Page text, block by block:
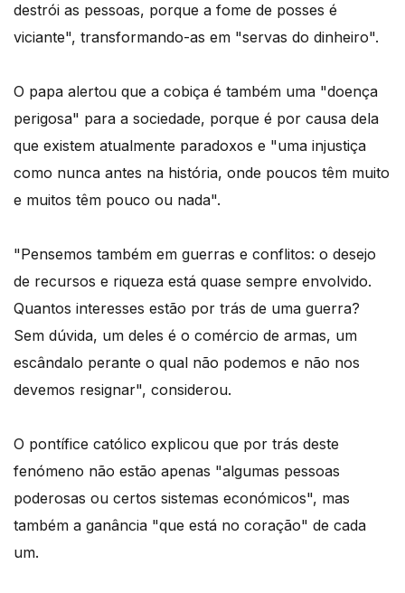
destrói as pessoas, porque a fome de posses é
viciante", transformando-as em "servas do dinheiro".
O papa alertou que a cobiça é também uma "doença
perigosa" para a sociedade, porque é por causa dela
que existem atualmente paradoxos e "uma injustiça
como nunca antes na história, onde poucos têm muito
e muitos têm pouco ou nada".
"Pensemos também em guerras e conflitos: o desejo
de recursos e riqueza está quase sempre envolvido.
Quantos interesses estão por trás de uma guerra?
Sem dúvida, um deles é o comércio de armas, um
escândalo perante o qual não podemos e não nos
devemos resignar", considerou.
O pontífice católico explicou que por trás deste
fenómeno não estão apenas "algumas pessoas
poderosas ou certos sistemas económicos", mas
também a ganância "que está no coração" de cada
um.